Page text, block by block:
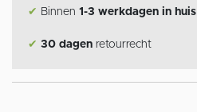
✔ Binnen 1-3 werkdagen in huis
✔ 30 dagen retourrecht